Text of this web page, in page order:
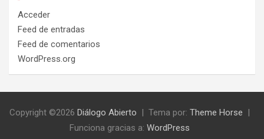
Acceder
Feed de entradas
Feed de comentarios
WordPress.org
Copyright ©2026 Diálogo Abierto Tema por: Theme Horse
Funciona gracias a: WordPress